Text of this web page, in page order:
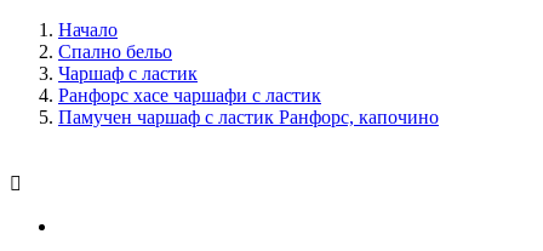
Начало
Спално бельо
Чаршаф с ластик
Ранфорс хасе чаршафи с ластик
Памучен чаршаф с ластик Ранфорс, капочино
